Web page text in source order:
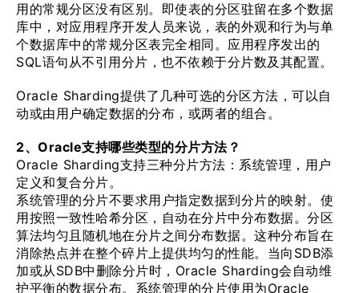
用的常规分区没有区别。即使表的分区驻留在多个数据
库中，对应用程序开发人员来说，表的外观和行为与单
个数据库中的常规分区表完全相同。应用程序发出的
SQL语句从不引用分片，也不依赖于分片数及其配置。
Oracle Sharding提供了几种可选的分区方法，可以自
动或由用户确定数据的分布，或两者的组合。
2、Oracle支持哪些类型的分片方法？
Oracle Sharding支持三种分片方法：系统管理，用户
定义和复合分片。
系统管理的分片不要求用户指定数据到分片的映射。使
用按照一致性哈希分区，自动在分片中分布数据。分区
算法均匀且随机地在分片之间分布数据。这种分布旨在
消除热点并在整个碎片上提供均匀的性能。当向SDB添
加或从SDB中删除分片时，Oracle Sharding会自动维
护平衡的数据分布。系统管理的分片使用为Oracle